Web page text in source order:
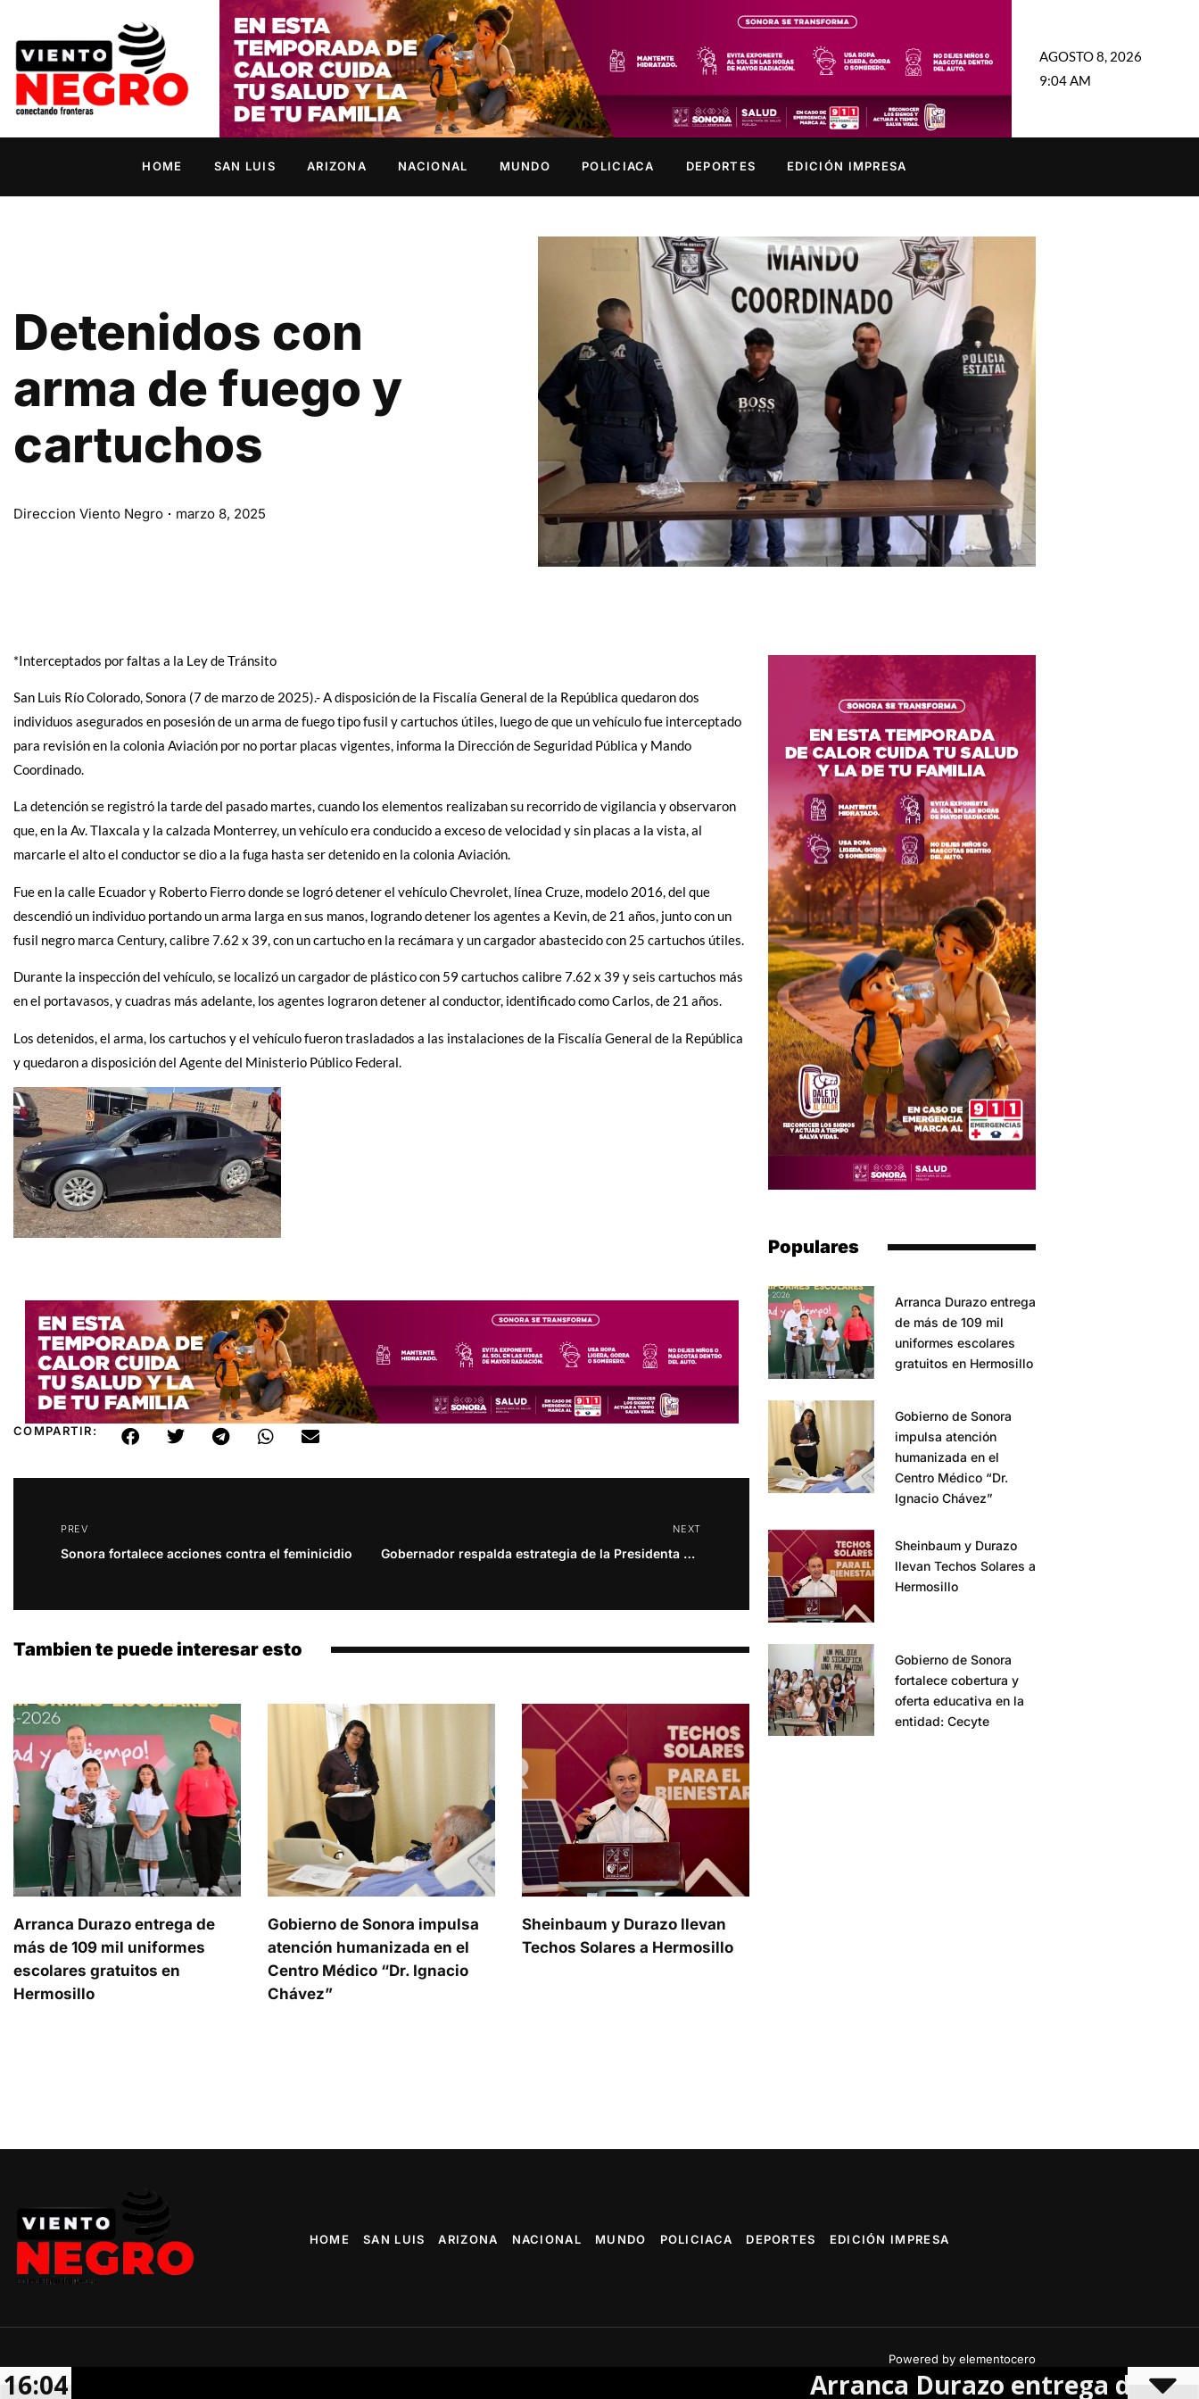
AGOSTO 8, 2026
9:04 AM
HOME SAN LUIS ARIZONA NACIONAL MUNDO POLICIACA DEPORTES EDICIÓN IMPRESA
Detenidos con
arma de fuego y
cartuchos
Direccion Viento Negro marzo 8, 2025
*Interceptados por faltas a la Ley de Tránsito
San Luis Río Colorado, Sonora (7 de marzo de 2025).- A disposición de la Fiscalía General de la República quedaron dos
individuos asegurados en posesión de un arma de fuego tipo fusil y cartuchos útiles, luego de que un vehículo fue interceptado
para revisión en la colonia Aviación por no portar placas vigentes, informa la Dirección de Seguridad Pública y Mando
Coordinado.
La detención se registró la tarde del pasado martes, cuando los elementos realizaban su recorrido de vigilancia y observaron
que, en la Av. Tlaxcala y la calzada Monterrey, un vehículo era conducido a exceso de velocidad y sin placas a la vista, al
marcarle el alto el conductor se dio a la fuga hasta ser detenido en la colonia Aviación.
Fue en la calle Ecuador y Roberto Fierro donde se logró detener el vehículo Chevrolet, línea Cruze, modelo 2016, del que
descendió un individuo portando un arma larga en sus manos, logrando detener los agentes a Kevin, de 21 años, junto con un
fusil negro marca Century, calibre 7.62 x 39, con un cartucho en la recámara y un cargador abastecido con 25 cartuchos útiles.
Durante la inspección del vehículo, se localizó un cargador de plástico con 59 cartuchos calibre 7.62 x 39 y seis cartuchos más
en el portavasos, y cuadras más adelante, los agentes lograron detener al conductor, identificado como Carlos, de 21 años.
Los detenidos, el arma, los cartuchos y el vehículo fueron trasladados a las instalaciones de la Fiscalía General de la República
y quedaron a disposición del Agente del Ministerio Público Federal.
COMPARTIR:
PREV
Sonora fortalece acciones contra el feminicidio
NEXT
Gobernador respalda estrategia de la Presidenta Sheinbaum
Tambien te puede interesar esto
Arranca Durazo entrega de
más de 109 mil uniformes
escolares gratuitos en
Hermosillo
Gobierno de Sonora impulsa
atención humanizada en el
Centro Médico “Dr. Ignacio
Chávez”
Sheinbaum y Durazo llevan
Techos Solares a Hermosillo
Populares
Arranca Durazo entrega
de más de 109 mil
uniformes escolares
gratuitos en Hermosillo
Gobierno de Sonora
impulsa atención
humanizada en el
Centro Médico “Dr.
Ignacio Chávez”
Sheinbaum y Durazo
llevan Techos Solares a
Hermosillo
Gobierno de Sonora
fortalece cobertura y
oferta educativa en la
entidad: Cecyte
HOME SAN LUIS ARIZONA NACIONAL MUNDO POLICIACA DEPORTES EDICIÓN IMPRESA
Powered by elementocero
Arranca Durazo entrega de más de
16:04